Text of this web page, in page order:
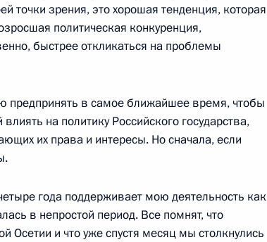
точки зрения, это хорошая тенденция, которая
политическая конкуренция,
быстрее откликаться на проблемы
предпринять в самое ближайшее время, чтобы
на политику Российского государства,
их права и интересы. Но сначала, если
года поддерживает мою деятельность как
в непростой период. Все помнят, что
Осетии и что уже спустя месяц мы столкнулись